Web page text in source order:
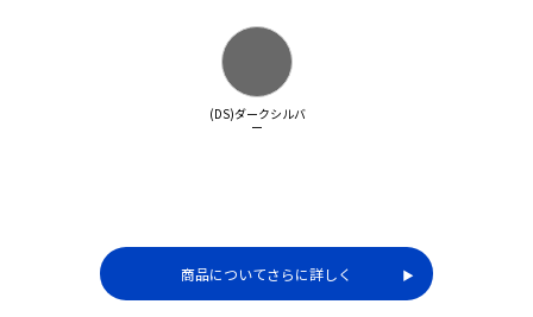
(DS)ダークシルバ
ー
商品についてさらに詳しく ▶︎